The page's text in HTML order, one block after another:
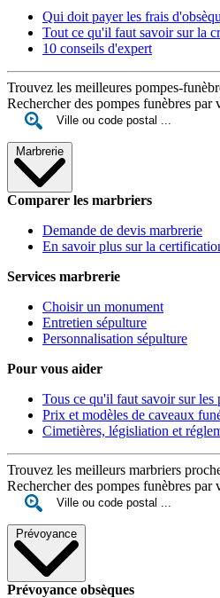
Qui doit payer les frais
Tout ce qu'il faut savoir sur la
10 conseils d'expert
Trouvez les meilleures pompes-
Rechercher des pompes funèbres par
Marbrerie
Comparer les marbriers
Demande de devis marbrerie
En savoir plus sur la
Services marbrerie
Choisir un monument
Entretien sépulture
Personnalisation sépulture
Pour vous aider
Tous ce qu'il faut savoir sur les
Prix et modèles de caveaux
Cimetières, législiation et
Trouvez les meilleurs marbriers
Rechercher des pompes funèbres par
Prévoyance
Prévoyance obsèques